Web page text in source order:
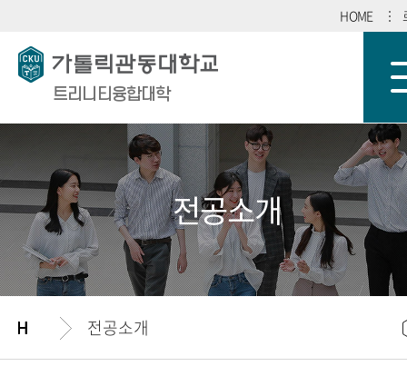
HOME
트리니티융합대학
전공소개
전공소개